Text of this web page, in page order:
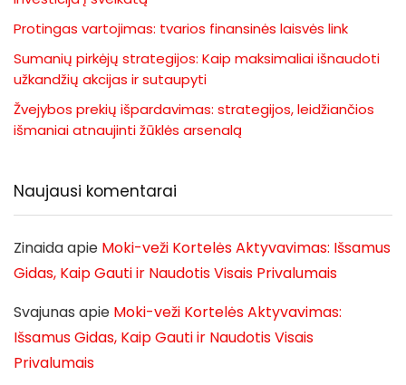
Protingas vartojimas: tvarios finansinės laisvės link
Sumanių pirkėjų strategijos: Kaip maksimaliai išnaudoti
užkandžių akcijas ir sutaupyti
Žvejybos prekių išpardavimas: strategijos, leidžiančios
išmaniai atnaujinti žūklės arsenalą
Naujausi komentarai
Zinaidaapie Moki-veži Kortelės Aktyvavimas: Išsamus
Gidas, Kaip Gauti ir Naudotis Visais Privalumais
Svajunas apie Moki-veži Kortelės Aktyvavimas:
Išsamus Gidas, Kaip Gauti ir Naudotis Visais
Privalumais